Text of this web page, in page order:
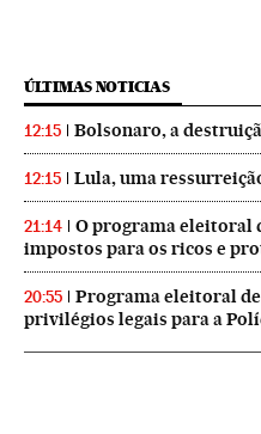
ÚLTIMAS NOTICIAS
12:15 Bolsonaro, a
12:15 Lula, uma
21:14
O programa eleitoral
impostos para os ricos e
20:55
Programa eleitoral
privilégios legais para a